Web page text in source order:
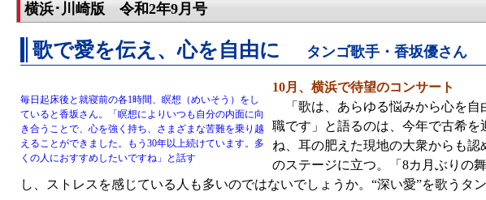
横浜･川崎版 令和2年9月号
歌で愛を伝え、心を自由に タンゴ歌手・香坂優さん
毎日起床後と就寝前の各1時間、瞑想（めいそう）をし
ていると香坂さん。「瞑想によりいつも自分の内面に向
き合うことで、心を強く持ち、さまざまな苦難を乗り越
えることができました。もう30年以上続けています。多
くの人におすすめしたいですね」と話す
10月、横浜で待望のコンサート
「歌は、あらゆる悩みから心を自
職です」と語るのは、今年で古希
ね、耳の肥えた現地の大衆からも
のステージに立つ。「8カ月ぶりの
し、ストレスを感じている人も多いのではないでしょうか。“深い愛”を歌うタ